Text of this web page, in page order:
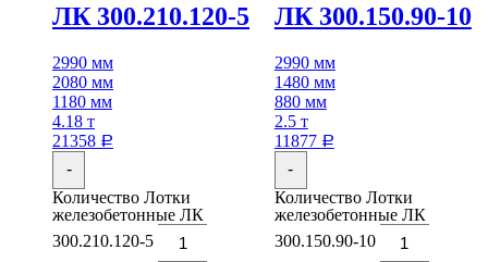
ЛК 300.210.120-5
2990 мм
2080 мм
1180 мм
4.18 т
21358 Р
-
Количество Лотки
железобетонные ЛК
300.210.120-5
ЛК 300.150.90-10
2990 мм
1480 мм
880 мм
2.5 т
11877 Р
-
Количество Лотки
железобетонные ЛК
300.150.90-10